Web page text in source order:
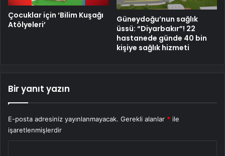
Çocuklar için ‘Bilim Kuşağı
Atölyeleri’
Güneydoğu’nun sağlık
üssü: “Diyarbakır”! 22
hastanede günde 40 bin
kişiye sağlık hizmeti
Bir yanıt yazın
E-posta adresiniz yayınlanmayacak. Gerekli alanlar * ile
işaretlenmişlerdir